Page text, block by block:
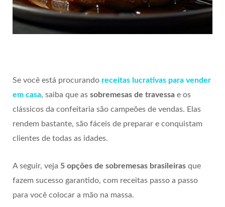
Se você está procurando receitas lucrativas para vender
em casa, saiba que as sobremesas de travessa e os
clássicos da confeitaria são campeões de vendas. Elas
rendem bastante, são fáceis de preparar e conquistam
clientes de todas as idades.
A seguir, veja 5 opções de sobremesas brasileiras que
fazem sucesso garantido, com receitas passo a passo
para você colocar a mão na massa.